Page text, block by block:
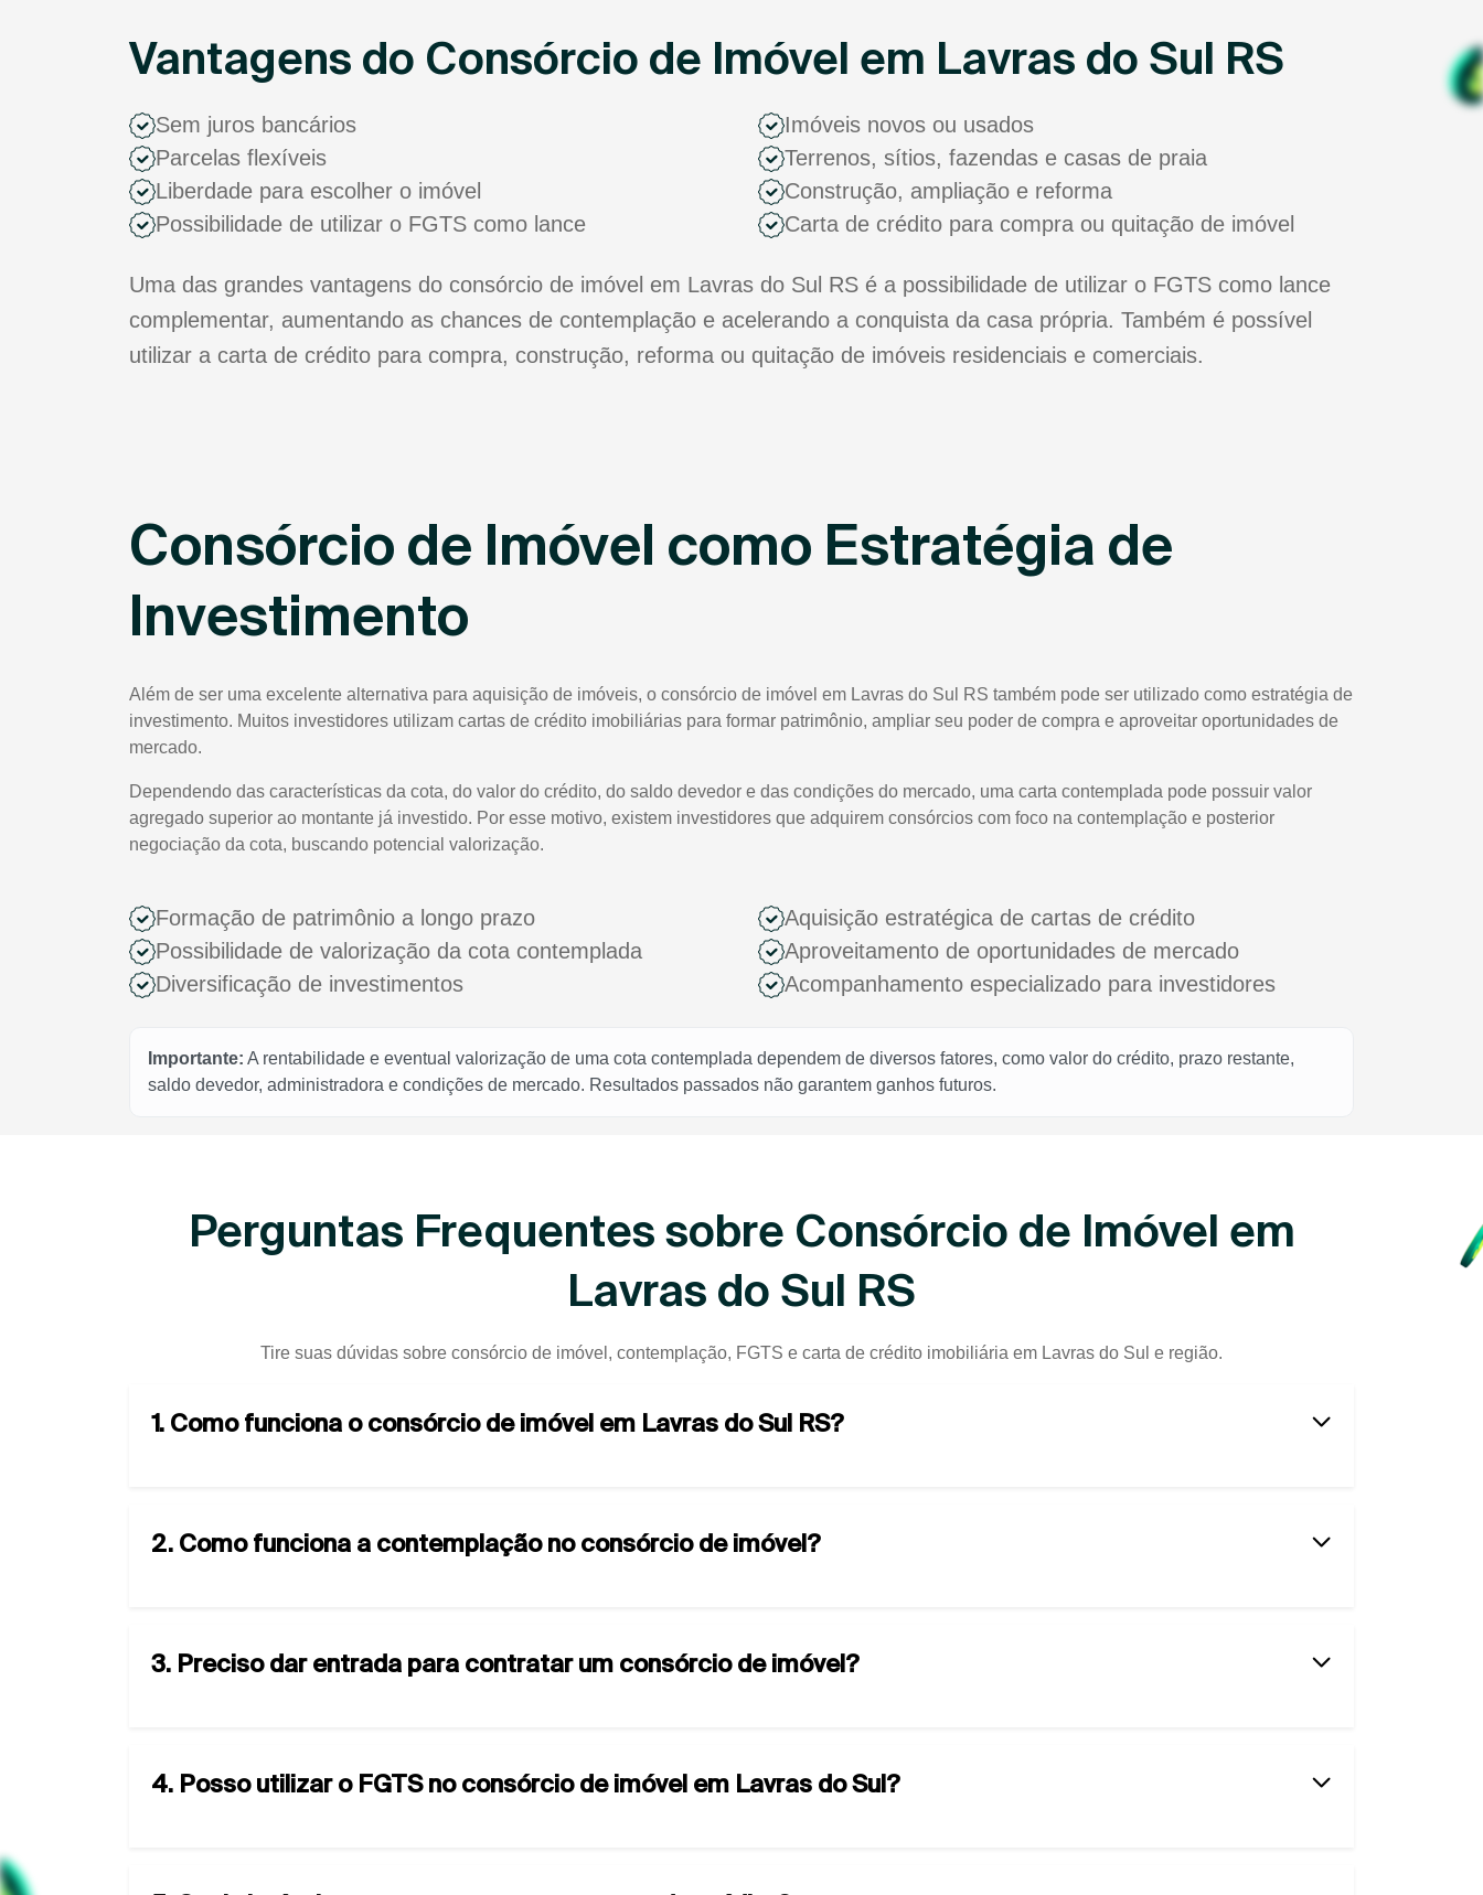
Vantagens do Consórcio de Imóvel em Lavras do Sul RS
Sem juros bancários
Parcelas flexíveis
Liberdade para escolher o imóvel
Possibilidade de utilizar o FGTS como lance
Imóveis novos ou usados
Terrenos, sítios, fazendas e casas de praia
Construção, ampliação e reforma
Carta de crédito para compra ou quitação de imóvel
Uma das grandes vantagens do consórcio de imóvel em Lavras do Sul RS é a possibilidade de utilizar o FGTS como lance
complementar, aumentando as chances de contemplação e acelerando a conquista da casa própria. Também é possível
utilizar a carta de crédito para compra, construção, reforma ou quitação de imóveis residenciais e comerciais.
Consórcio de Imóvel como Estratégia de
Investimento
Além de ser uma excelente alternativa para aquisição de imóveis, o consórcio de imóvel em Lavras do Sul RS também pode ser utilizado como estratégia de
investimento. Muitos investidores utilizam cartas de crédito imobiliárias para formar patrimônio, ampliar seu poder de compra e aproveitar oportunidades de
mercado.
Dependendo das características da cota, do valor do crédito, do saldo devedor e das condições do mercado, uma carta contemplada pode possuir valor
agregado superior ao montante já investido. Por esse motivo, existem investidores que adquirem consórcios com foco na contemplação e posterior
negociação da cota, buscando potencial valorização.
Formação de patrimônio a longo prazo
Possibilidade de valorização da cota contemplada
Diversificação de investimentos
Aquisição estratégica de cartas de crédito
Aproveitamento de oportunidades de mercado
Acompanhamento especializado para investidores
Importante: A rentabilidade e eventual valorização de uma cota contemplada dependem de diversos fatores, como valor do crédito, prazo restante,
saldo devedor, administradora e condições de mercado. Resultados passados não garantem ganhos futuros.
Perguntas Frequentes sobre Consórcio de Imóvel em
Lavras do Sul RS
Tire suas dúvidas sobre consórcio de imóvel, contemplação, FGTS e carta de crédito imobiliária em Lavras do Sul e região.
1. Como funciona o consórcio de imóvel em Lavras do Sul RS?
2. Como funciona a contemplação no consórcio de imóvel?
3. Preciso dar entrada para contratar um consórcio de imóvel?
4. Posso utilizar o FGTS no consórcio de imóvel em Lavras do Sul?